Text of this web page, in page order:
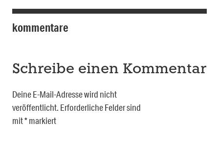
kommentare
Schreibe einen Kommentar
Deine E-Mail-Adresse wird nicht
veröffentlicht. Erforderliche Felder sind
mit*markiert